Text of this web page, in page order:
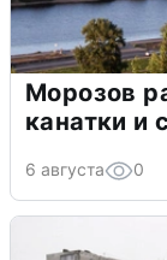
Морозов
канатки и
6 августа 0